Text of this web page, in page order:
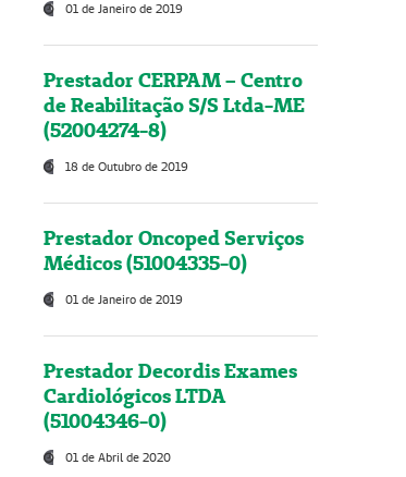
01 de Janeiro de 2019
Prestador CERPAM – Centro
de Reabilitação S/S Ltda-ME
(52004274-8)
18 de Outubro de 2019
Prestador Oncoped Serviços
Médicos (51004335-0)
01 de Janeiro de 2019
Prestador Decordis Exames
Cardiológicos LTDA
(51004346-0)
01 de Abril de 2020